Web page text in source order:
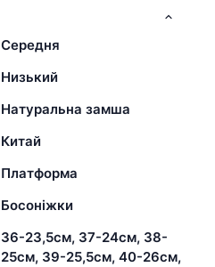
Середня
Низький
Натуральна замша
Китай
Платформа
Босоніжки
36-23,5см, 37-24см, 38-
25см, 39-25,5см, 40-26см,